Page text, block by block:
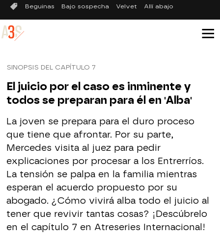
Beguinas Bajo sospecha Velvet Allí abajo
SINOPSIS DEL CAPÍTULO 7
El juicio por el caso es inminente y
todos se preparan para él en 'Alba'
La joven se prepara para el duro proceso
que tiene que afrontar. Por su parte,
Mercedes visita al juez para pedir
explicaciones por procesar a los Entrerríos.
La tensión se palpa en la familia mientras
esperan el acuerdo propuesto por su
abogado. ¿Cómo vivirá alba todo el juicio al
tener que revivir tantas cosas? ¡Descúbrelo
en el capítulo 7 en Atreseries Internacional!